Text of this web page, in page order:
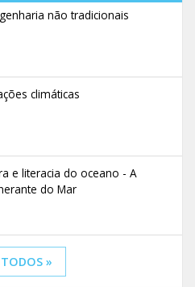
não tradicionais
climáticas
e literacia do oceano - A
do Mar
»